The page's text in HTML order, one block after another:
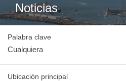
Noticias
Palabra clave
Ubicación principal